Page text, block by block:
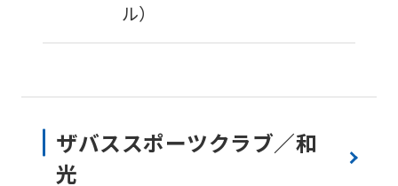
ル）
ザバススポーツクラブ／和
光